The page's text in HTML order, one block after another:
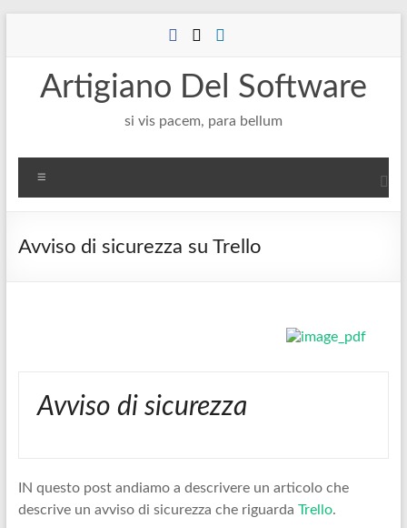
Artigiano Del Software
si vis pacem, para bellum
Avviso di sicurezza su Trello
Avviso di sicurezza
IN questo post andiamo a descrivere un articolo che
descrive un avviso di sicurezza che riguarda Trello.